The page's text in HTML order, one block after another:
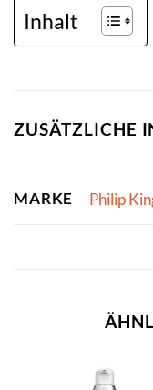
Inhalt
ZUSÄTZLICHE
MARKE Philip